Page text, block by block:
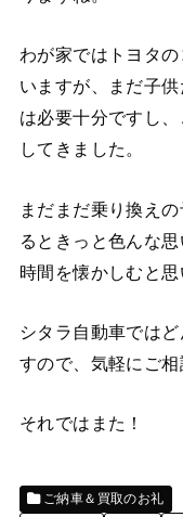
わが家ではトヨタ
いますが、まだ子
は必要十分ですし
してきました。
まだまだ乗り換え
るときっと色んな
時間を懐かしむと思
シタラ自動車では
すので、気軽にご相
それではまた！
ご納車＆買取のお礼